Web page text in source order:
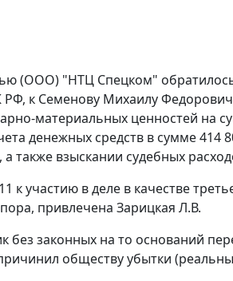
(ООО) "НТЦ Спецком"
к Семенову Михаилу
материальных ценностей на
денежных средств в сумме 414
также взыскании судебных
участию в деле в качестве
привлечена Зарицкая Л.В.
без законных на то оснований
обществу убытки